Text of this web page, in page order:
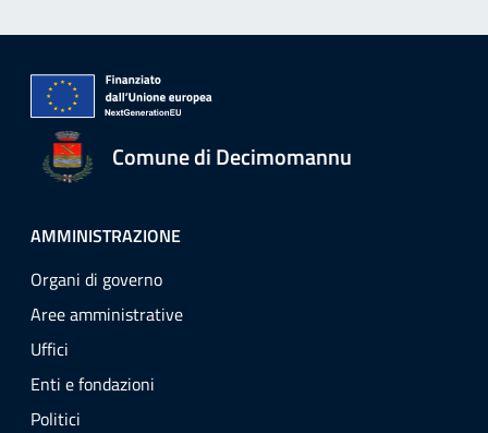
Comune di Decimomannu
AMMINISTRAZIONE
Organi di governo
Aree amministrative
Uffici
Enti e fondazioni
Politici